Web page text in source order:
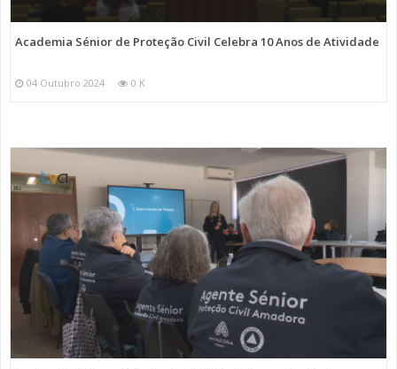
Academia Sénior de Proteção Civil Celebra 10 Anos de Atividade
04 Outubro 2024 0 K